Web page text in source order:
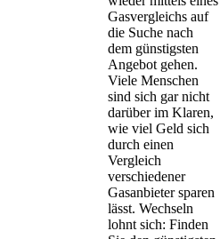
Gasvergleichs auf
die Suche nach
dem günstigsten
Angebot gehen.
Viele Menschen
sind sich gar nicht
darüber im Klaren,
wie viel Geld sich
durch einen
Vergleich
verschiedener
Gasanbieter sparen
lässt. Wechseln
lohnt sich: Finden